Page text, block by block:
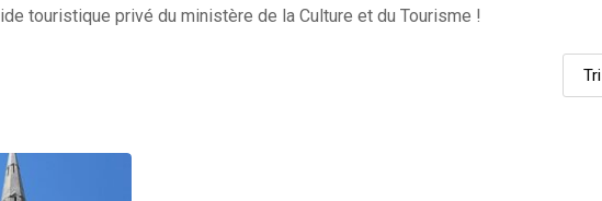
touristique privé du ministère de la Culture et du Tourisme !